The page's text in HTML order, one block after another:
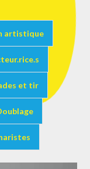
artistique
et tir